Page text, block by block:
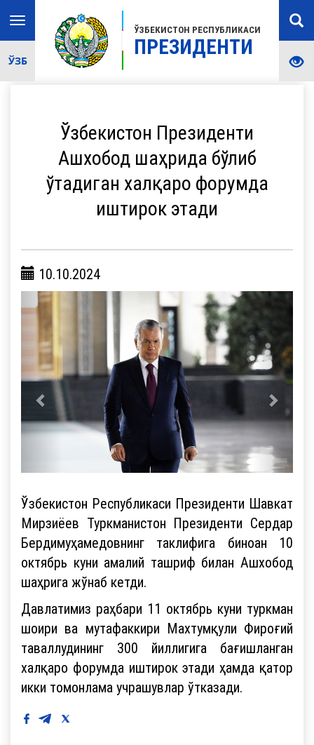
ЎЗБЕКИСТОН РЕСПУБЛИКАСИ
ПРЕЗИДЕНТИ
Toggle
navigation
ЎЗБ
Ўзбекистон Президенти
Ашхобод шаҳрида бўлиб
ўтадиган халқаро форумда
иштирок этади
10.10.2024
Ўзбекистон Республикаси Президенти Шавкат
Мирзиёев Туркманистон Президенти Сердар
Бердимуҳамедовнинг таклифига биноан 10
октябрь куни амалий ташриф билан Ашхобод
шаҳрига жўнаб кетди.
Давлатимиз раҳбари 11 октябрь куни туркман
шоири ва мутафаккири Махтумқули Фироғий
таваллудининг 300 йиллигига бағишланган
халқаро форумда иштирок этади ҳамда қатор
икки томонлама учрашувлар ўтказади.